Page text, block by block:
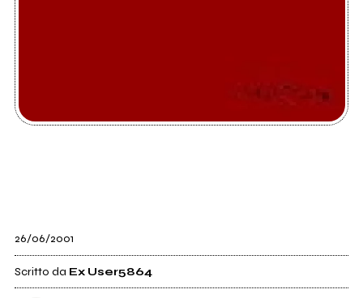
26/06/2001
Scritto da Ex User5864